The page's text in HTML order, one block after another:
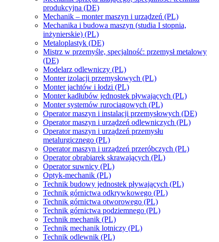
produkcyjna (DE)
Mechanik – monter maszyn i urządzeń (PL)
Mechanika i budowa maszyn (studia I stopnia,
inżynierskie) (PL)
Metaloplastyk (DE)
Mistrz w przemyśle, specjalność: przemysł metalowy
(DE)
Modelarz odlewniczy (PL)
Monter izolacji przemysłowych (PL)
Monter jachtów i łodzi (PL)
Monter kadłubów jednostek pływających (PL)
Monter systemów rurociągowych (PL)
Operator maszyn i instalacji przemysłowych (DE)
Operator maszyn i urządzeń odlewniczych (PL)
Operator maszyn i urządzeń przemysłu
metalurgicznego (PL)
Operator maszyn i urządzeń przeróbczych (PL)
Operator obrabiarek skrawających (PL)
Operator suwnicy (PL)
Optyk-mechanik (PL)
Technik budowy jednostek pływających (PL)
Technik górnictwa odkrywkowego (PL)
Technik górnictwa otworowego (PL)
Technik górnictwa podziemnego (PL)
Technik mechanik (PL)
Technik mechanik lotniczy (PL)
Technik odlewnik (PL)